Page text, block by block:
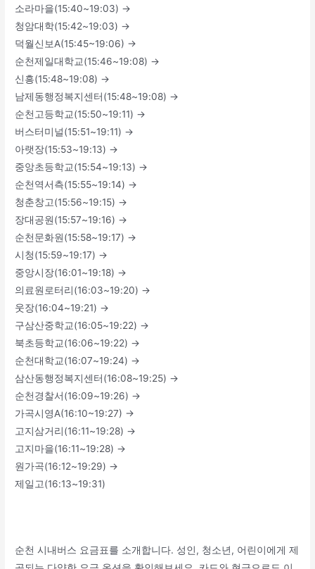
소라마을(15:40~19:03) →
청암대학(15:42~19:03) →
덕월신보A(15:45~19:06) →
순천제일대학교(15:46~19:08) →
신흥(15:48~19:08) →
남제동행정복지센터(15:48~19:08) →
순천고등학교(15:50~19:11) →
버스터미널(15:51~19:11) →
아랫장(15:53~19:13) →
중앙초등학교(15:54~19:13) →
순천역서측(15:55~19:14) →
청춘창고(15:56~19:15) →
장대공원(15:57~19:16) →
순천문화원(15:58~19:17) →
시청(15:59~19:17) →
중앙시장(16:01~19:18) →
의료원로터리(16:03~19:20) →
웃장(16:04~19:21) →
구삼산중학교(16:05~19:22) →
북초등학교(16:06~19:22) →
순천대학교(16:07~19:24) →
삼산동행정복지센터(16:08~19:25) →
순천경찰서(16:09~19:26) →
가곡시영A(16:10~19:27) →
고지삼거리(16:11~19:28) →
고지마을(16:11~19:28) →
원가곡(16:12~19:29) →
제일고(16:13~19:31)
순천 시내버스 요금표를 소개합니다. 성인, 청소년, 어린이에게 제